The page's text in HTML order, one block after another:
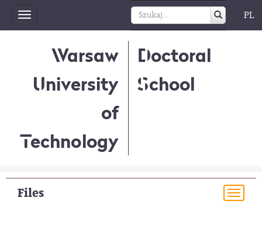
Toggle
navigation
PL
Warsaw
University
of
Technology
Doctoral
School
Files